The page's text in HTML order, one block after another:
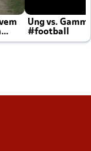
Ung vs.
#football